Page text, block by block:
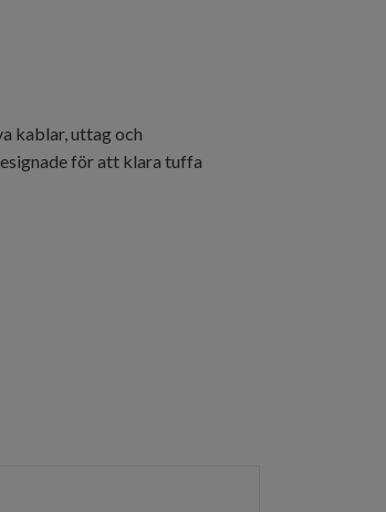
kablar, uttag och
för att klara tuffa